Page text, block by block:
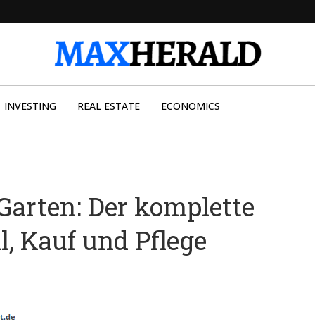
INVESTING REAL ESTATE ECONOMICS
Der komplette
Kauf und Pflege